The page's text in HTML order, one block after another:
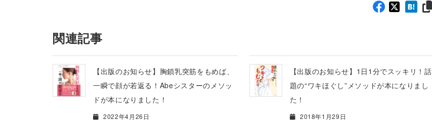
関連記事
【出版のお知らせ】胸鎖乳突筋をもめば、
一瞬で顔が若返る！Abeシスターのメソッ
ドが本になりました！
2022年4月26日
【出版のお知らせ】1日1分でスッキリ！話
題の“ワキほぐし”メソッドが本になりまし
た！
2018年1月29日